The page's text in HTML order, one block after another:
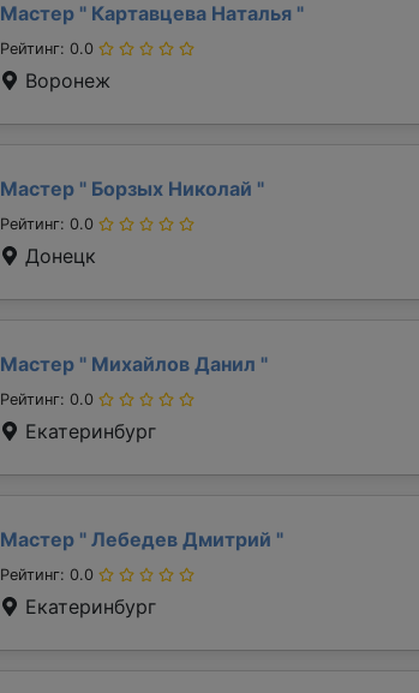
Мастер " Картавцева Наталья "
Рейтинг: 0.0
Воронеж
Мастер " Борзых Николай "
Рейтинг: 0.0
Донецк
Мастер " Михайлов Данил "
Рейтинг: 0.0
Екатеринбург
Мастер " Лебедев Дмитрий "
Рейтинг: 0.0
Екатеринбург